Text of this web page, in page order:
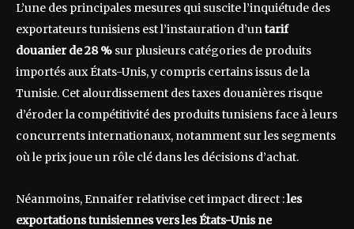
L’une des principales mesures qui suscite l’inquiétude des
exportateurs tunisiens est l’instauration d’untarif
douanier de 28 % sur plusieurs catégories de produits
importés aux États-Unis, y compris certains issus de la
Tunisie. Cet alourdissement des taxes douanières risque
d’éroder la compétitivité des produits tunisiens face à leurs
concurrents internationaux, notamment sur les segments
où le prix joue un rôle clé dans les décisions d’achat.
Néanmoins, Ennaifer relativise cet impact direct :les
exportations tunisiennes vers les États-Unis ne